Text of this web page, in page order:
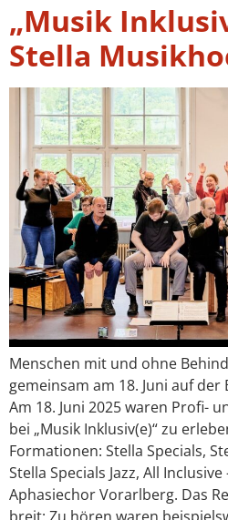
„Musik
Stella
Menschen mit und ohne
gemeinsam am 18. Juni auf der
Am 18. Juni 2025 waren Profi-
bei „Musik Inklusiv(e)“ zu
Formationen: Stella Specials,
Stella Specials Jazz, All
Aphasiechor Vorarlberg. Das